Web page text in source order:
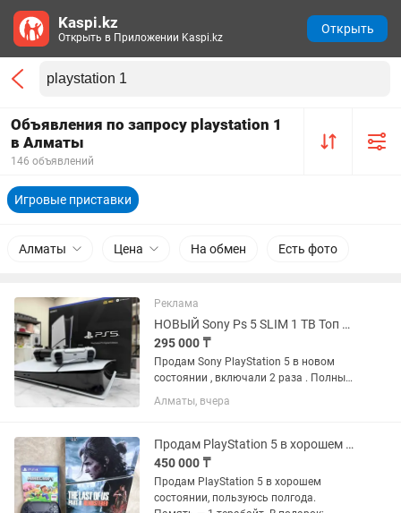
Объявления по запросу playstation 1
в Алматы
146 объявлений
Игровые приставки
Алматы Цена На обмен Есть фото
Реклама
НОВЫЙ Sony Ps 5 SLIM 1 TB Топ Игры . PlayStation Слим 1 Терабайт
295 000 ₸
Продам Sony PlayStation 5 в новом
состоянии , включали 2 раза . Полный
оригинальный комплект , все провода
для подключения. + ТОПОВЫЕ ИГРЫ :
ASTRO BOT. Приставка...
Алматы, вчера
Продам PlayStation 5 в хорошем состоянии, пользуюсь полгода. 1 терабайт
450 000 ₸
Продам PlayStation 5 в хорошем
состоянии, пользуюсь полгода.
Kaspi.kz
Открыть в Приложении Kaspi.kz
Открыть